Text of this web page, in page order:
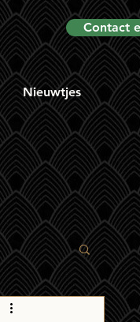
Contact
Nieuwtjes